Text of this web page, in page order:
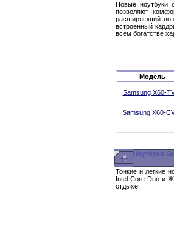
Новые ноутбуки
позволяют
расширяющий
встроенный
всем богатстве
Модель
Samsung X60-
Samsung X60-
Ноутбуки
Тонкие и легкие
Intel Core Duo и
отдыхе.